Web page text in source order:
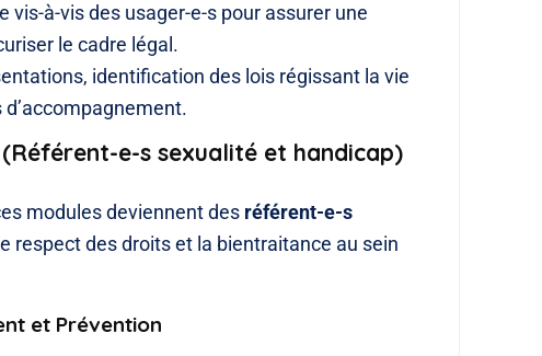
vis-à-vis des usager-e-s pour assurer une
le cadre légal.
identification des lois régissant la vie
e-s sexualité et handicap)
modules deviennent des référent-e-s
respect des droits et la bientraitance au sein
et Prévention